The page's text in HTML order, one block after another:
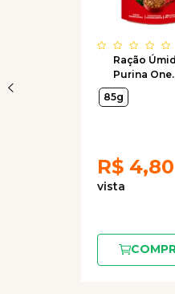
Ração
Purina One
Multi
Sabor Carne,
Filhotes 85g
85g
R$ 4,80